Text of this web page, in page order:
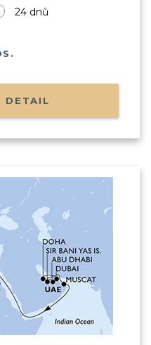
24 dnů
DETAIL